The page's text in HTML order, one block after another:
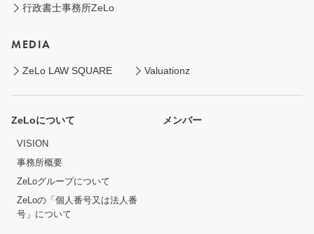
行政書士事務所ZeLo
MEDIA
ZeLo LAW SQUARE Valuationz
ZeLoについて
VISION
事務所概要
ZeLoグループについて
ZeLoの「個人番号又は法人番
号」について
メンバー